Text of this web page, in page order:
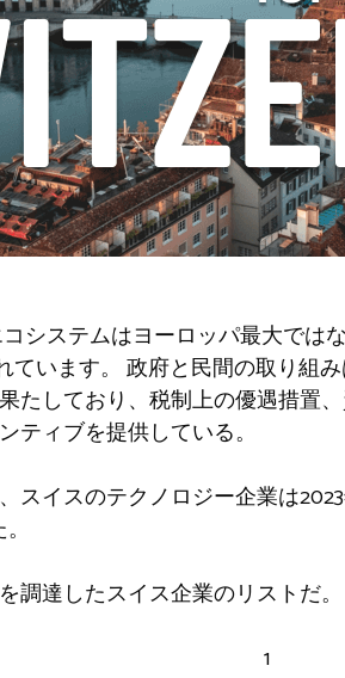
システムはヨーロッパ最大では
ています。 政府と民間の取り組
たしており、税制上の優遇措置
ティブを提供している。
スイスのテクノロジー企業は
調達したスイス企業のリストだ。
1